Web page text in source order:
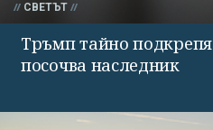
СВЕТЪТ
Тръмп тайно
посочва наследник